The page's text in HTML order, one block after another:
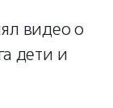
видео о
дети и